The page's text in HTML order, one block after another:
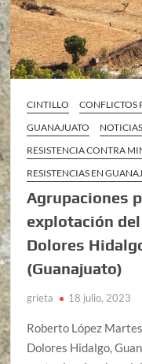
CINTILLO
CONFLICTOS
GUANAJUATO
RESISTENCIA CONTRA
RESISTENCIAS EN
Agrupaciones
explotación
Dolores
(Guanajuato)
grieta 18 julio, 2023
Roberto López
Dolores Hidalgo,